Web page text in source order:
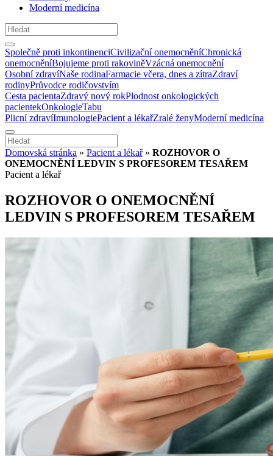
Moderní medicína
Společně proti inkontinenciCivilizační onemocněníChronická
onemocněníBojujeme proti rakoviněVzácná onemocnění
Osobní zdravíNaše rodinaFarmacie včera, dnes a zítraZdraví
rodinyPrůvodce rodičovstvím
Cesta pacientaZdravý nový rokPlodnost onkologických
pacientekOnkologieTabu
Plicní zdravíImunologiePacient a lékařZralé ženyModerní medicína
Domovská stránka » Pacient a lékař» ROZHOVOR O
ONEMOCNĚNÍ LEDVIN S PROFESOREM TESAŘEM
Pacient a lékař
ROZHOVOR O ONEMOCNĚNÍ
LEDVIN S PROFESOREM TESAŘEM